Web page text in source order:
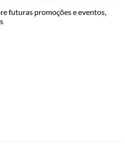
futuras promoções e eventos,